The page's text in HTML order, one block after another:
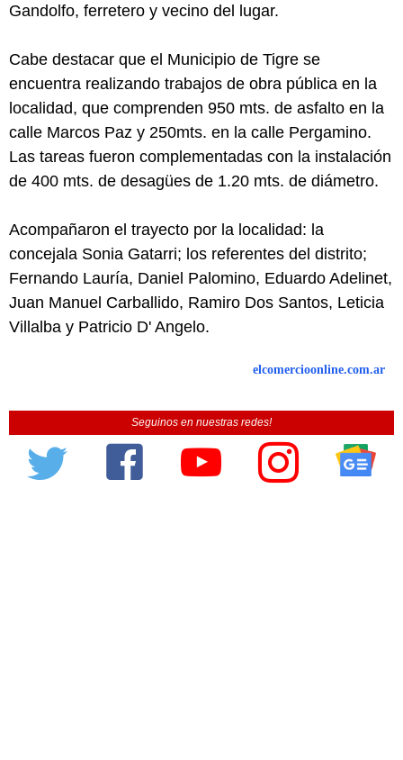
Gandolfo, ferretero y vecino del lugar.
Cabe destacar que el Municipio de Tigre se
encuentra realizando trabajos de obra pública en la
localidad, que comprenden 950 mts. de asfalto en la
calle Marcos Paz y 250mts. en la calle Pergamino.
Las tareas fueron complementadas con la instalación
de 400 mts. de desagües de 1.20 mts. de diámetro.
Acompañaron el trayecto por la localidad: la
concejala Sonia Gatarri; los referentes del distrito;
Fernando Lauría, Daniel Palomino, Eduardo Adelinet,
Juan Manuel Carballido, Ramiro Dos Santos, Leticia
Villalba y Patricio D' Angelo.
elcomercioonline.com.ar
Seguinos en nuestras redes!